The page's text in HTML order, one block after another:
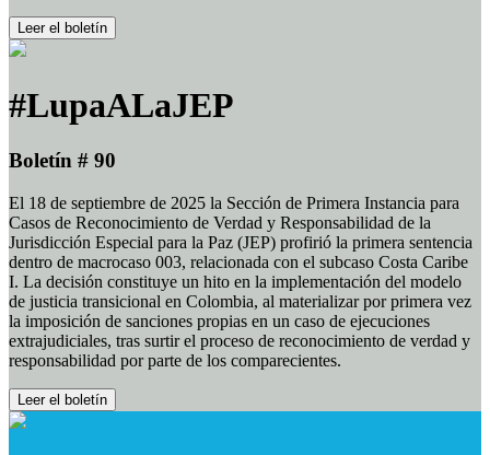
Leer el boletín
#LupaALaJEP
Boletín # 90
El 18 de septiembre de 2025 la Sección de Primera Instancia para
Casos de Reconocimiento de Verdad y Responsabilidad de la
Jurisdicción Especial para la Paz (JEP) profirió la primera sentencia
dentro de macrocaso 003, relacionada con el subcaso Costa Caribe
I. La decisión constituye un hito en la implementación del modelo
de justicia transicional en Colombia, al materializar por primera vez
la imposición de sanciones propias en un caso de ejecuciones
extrajudiciales, tras surtir el proceso de reconocimiento de verdad y
responsabilidad por parte de los comparecientes.
Leer el boletín